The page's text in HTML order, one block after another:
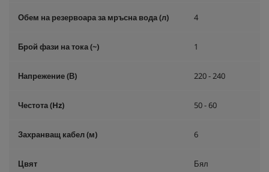
Обем на резервоара за мръсна вода (л) 4
Брой фази на тока (~) 1
Напрежение (В) 220 - 240
Честота (Hz) 50 - 60
Захранващ кабел (м) 6
Цвят Бял